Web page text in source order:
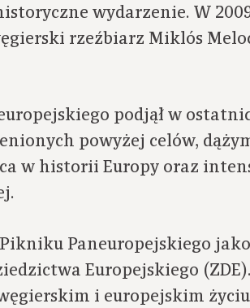
wydarzenie. W
rzeźbiarz Miklós
podjął w
powyżej celów,
w historii Europy oraz
Paneuropejskiego
Europejskiego
i europejskim